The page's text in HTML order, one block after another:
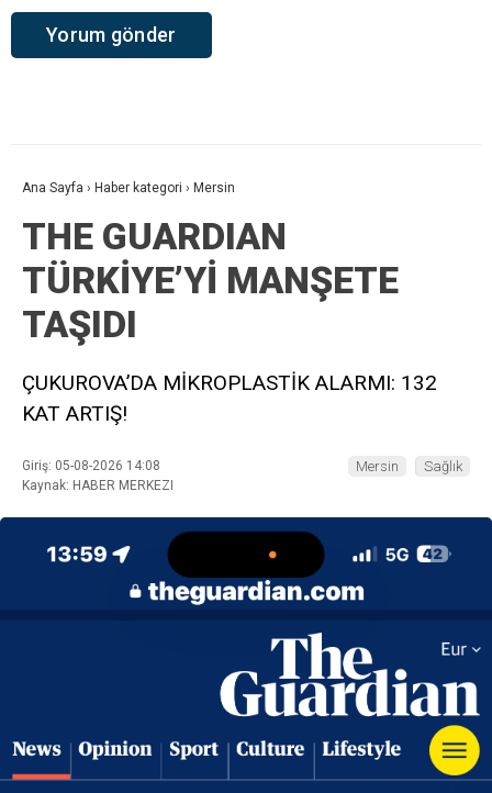
Ana Sayfa › Haber kategori › Mersin
THE GUARDIAN
TÜRKİYE’Yİ MANŞETE
TAŞIDI
ÇUKUROVA’DA MİKROPLASTİK ALARMI: 132
KAT ARTIŞ!
Giriş: 05-08-2026 14:08
Kaynak: HABER MERKEZI
Mersin Sağlık